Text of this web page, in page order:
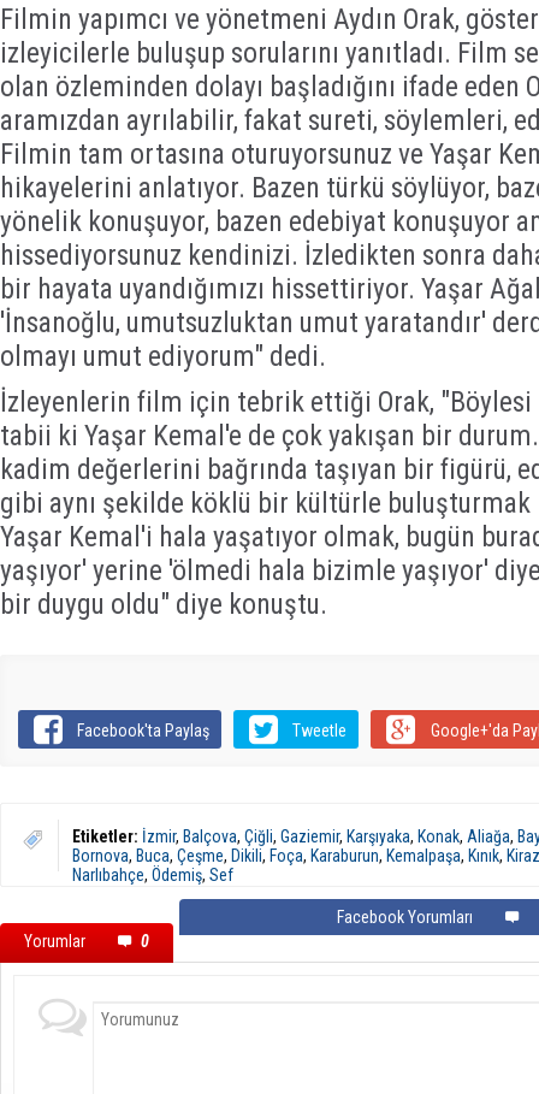
Filmin yapımcı ve yönetmeni Aydın Orak,
izleyicilerle buluşup sorularını yanıtladı. Film
olan özleminden dolayı başladığını ifade eden
aramızdan ayrılabilir, fakat sureti, söylemleri,
Filmin tam ortasına oturuyorsunuz ve Yaşar
hikayelerini anlatıyor. Bazen türkü söylüyor,
yönelik konuşuyor, bazen edebiyat konuşuyor
hissediyorsunuz kendinizi. İzledikten sonra
bir hayata uyandığımızı hissettiriyor. Yaşar
'İnsanoğlu, umutsuzluktan umut yaratandır'
olmayı umut ediyorum" dedi.
İzleyenlerin film için tebrik ettiği Orak,
tabii ki Yaşar Kemal'e de çok yakışan bir
kadim değerlerini bağrında taşıyan bir figürü,
gibi aynı şekilde köklü bir kültürle
Yaşar Kemal'i hala yaşatıyor olmak, bugün
yaşıyor' yerine 'ölmedi hala bizimle yaşıyor'
bir duygu oldu" diye konuştu.
Facebook'ta Paylaş Tweetle Google+'da
Etiketler: İzmir, Balçova, Çiğli, Gaziemir, Karşıyaka, Konak, Aliağa,
Bornova, Buca, Çeşme, Dikili, Foça, Karaburun, Kemalpaşa, Kınık, Kiraz
Narlıbahçe, Ödemiş, Sef
Yorumlar 0
Facebook Yorumları